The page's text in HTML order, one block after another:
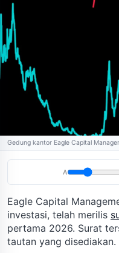
Gedung kantor Eagle Capital
A
Eagle Capital
investasi, telah merilis
pertama 2026. Surat
tautan yang disediakan.